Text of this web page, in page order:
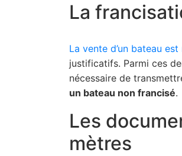
La
La vente d’un bateau
justificatifs. Parmi ces
nécessaire de
un bateau non francisé.
Les
mètres